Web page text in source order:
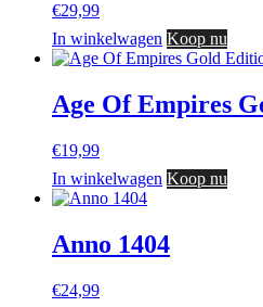
€29,99
In winkelwagen Koop nu
Age Of Empires
€19,99
In winkelwagen Koop nu
Anno 1404
€24,99